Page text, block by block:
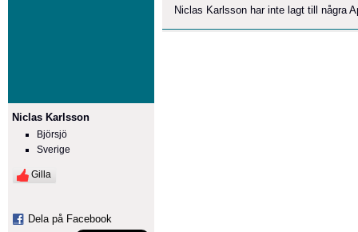
Niclas Karlsson
Björsjö
Sverige
Gilla
Dela på Facebook
Niclas Karlsson har inte lagt till några